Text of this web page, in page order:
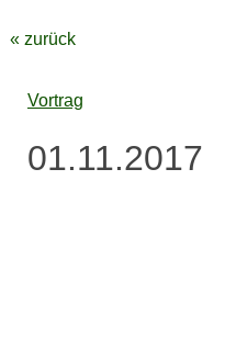
« zurück
Vortrag
01.11.2017